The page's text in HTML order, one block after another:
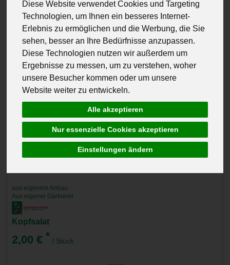
Diese Website verwendet Cookies und Targeting
Technologien, um Ihnen ein besseres Internet-
Erlebnis zu ermöglichen und die Werbung, die Sie
sehen, besser an Ihre Bedürfnisse anzupassen.
Diese Technologien nutzen wir außerdem um
Ergebnisse zu messen, um zu verstehen, woher
unsere Besucher kommen oder um unsere
Website weiter zu entwickeln.
Alle akzeptieren
Nur essenzielle Cookies akzeptieren
Einstellungen ändern
aus eigenem Anbau
Aus eigener Gärtnerei
Kopfsalat
2,00 € * / Stück